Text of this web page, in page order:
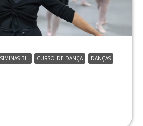
BH CURSO DE DANÇA DANÇAS